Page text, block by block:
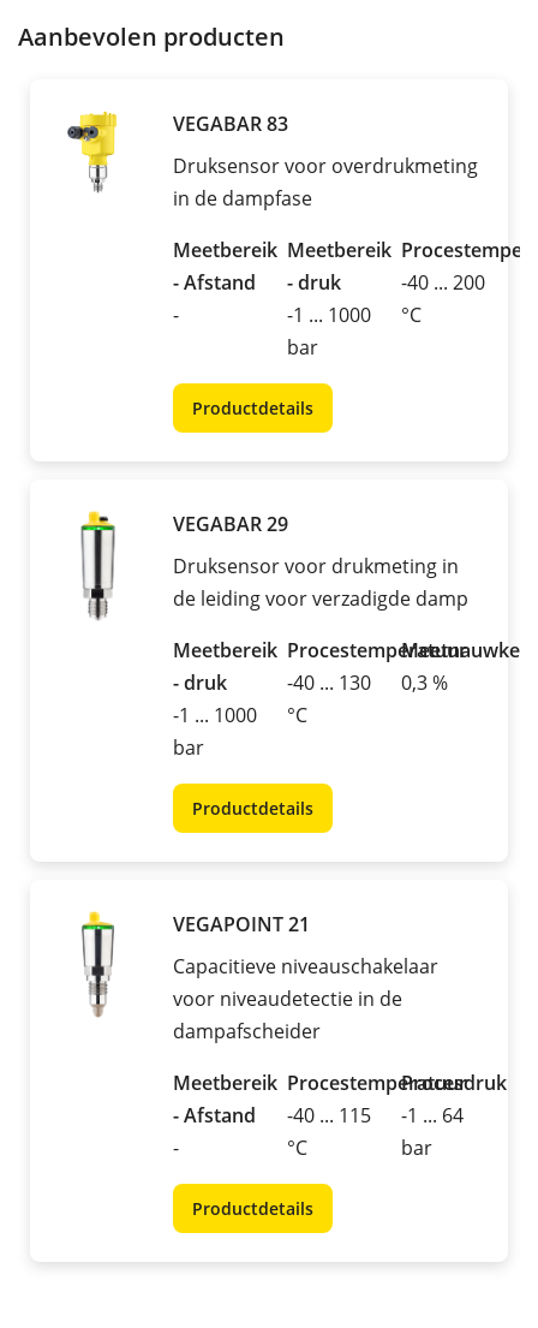
Aanbevolen producten
VEGABAR 83
Druksensor voor overdrukmeting
in de dampfase
Meetbereik
- Afstand
-
Meetbereik
- druk
-1 ... 1000
bar
-40 ... 200
°C
Productdetails
VEGABAR 29
Druksensor voor drukmeting in
de leiding voor verzadigde damp
Meetbereik
- druk
-1 ... 1000
bar
Procestemperatuur
-40 ... 130
°C
0,3 %
Productdetails
VEGAPOINT 21
Capacitieve niveauschakelaar
voor niveaudetectie in de
dampafscheider
Meetbereik
- Afstand
-
Procestemperatuur
-40 ... 115
°C
Procesdruk
-1 ... 64
bar
Productdetails